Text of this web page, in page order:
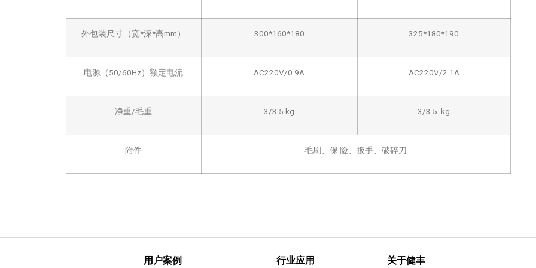
外包装尺寸（宽*深*高mm） 300*160*180 325*180*190
电源（50/60Hz）额定电流 AC220V/0.9A AC220V/2.1A
净重/毛重 3/3.5 kg 3/3.5 kg
附件 毛刷、保 险、扳手、破碎刀
用户案例 行业应用 关于健丰